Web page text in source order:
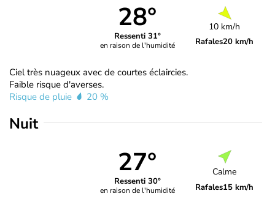
28°
Ressenti 31°
en raison de l'humidité
10 km/h
Rafales20 km/h
Ciel très nuageux avec de courtes éclaircies.
Faible risque d'averses.
Risque de pluie
20 %
Nuit
27°
Ressenti 30°
en raison de l'humidité
Calme
Rafales15 km/h